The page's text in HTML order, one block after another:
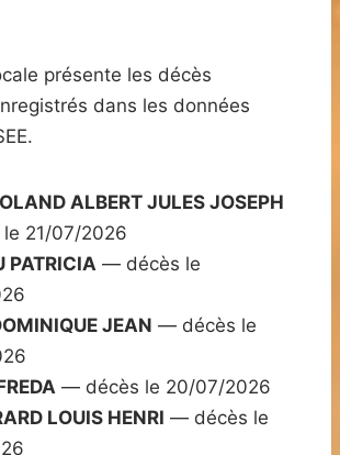
présente les décès
dans les données
ALBERT JULES JOSEPH
21/07/2026
PATRICIA — décès le
JEAN — décès le
— décès le 20/07/2026
LOUIS HENRI — décès le